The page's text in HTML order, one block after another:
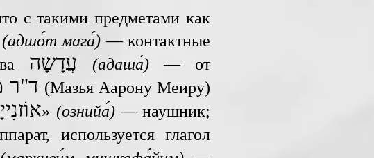
с такими предметами как
(адшо́т мага́) — контактные
עֲדָשָה(адаша́) — от
(Мазья Аарону Меиру)
» (ознийа́) — наушник;
используется глагол